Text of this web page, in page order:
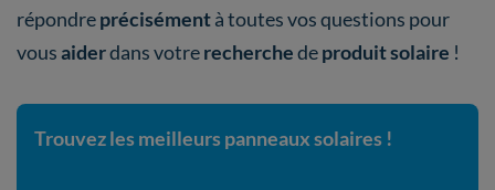
répondreprécisémentà toutes vos questions pour
vousaiderdans votrerecherchedeproduit solaire !
Trouvez les meilleurs panneaux solaires !